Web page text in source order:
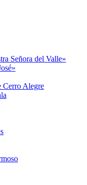
Señora del Valle»
Cerro Alegre